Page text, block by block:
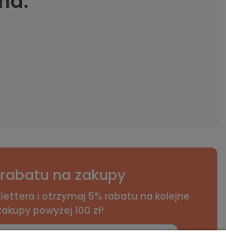
na zakupy
i otrzymaj 5% rabatu na kolejne
powyżej 100 zł!